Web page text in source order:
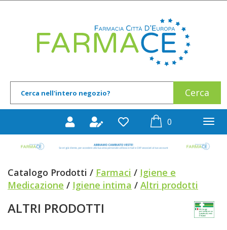
Prodotto
0prodotti
Catalogo Prodotti / Farmaci / Igiene e
Medicazione / Igiene intima / Altri prodotti
ALTRI PRODOTTI